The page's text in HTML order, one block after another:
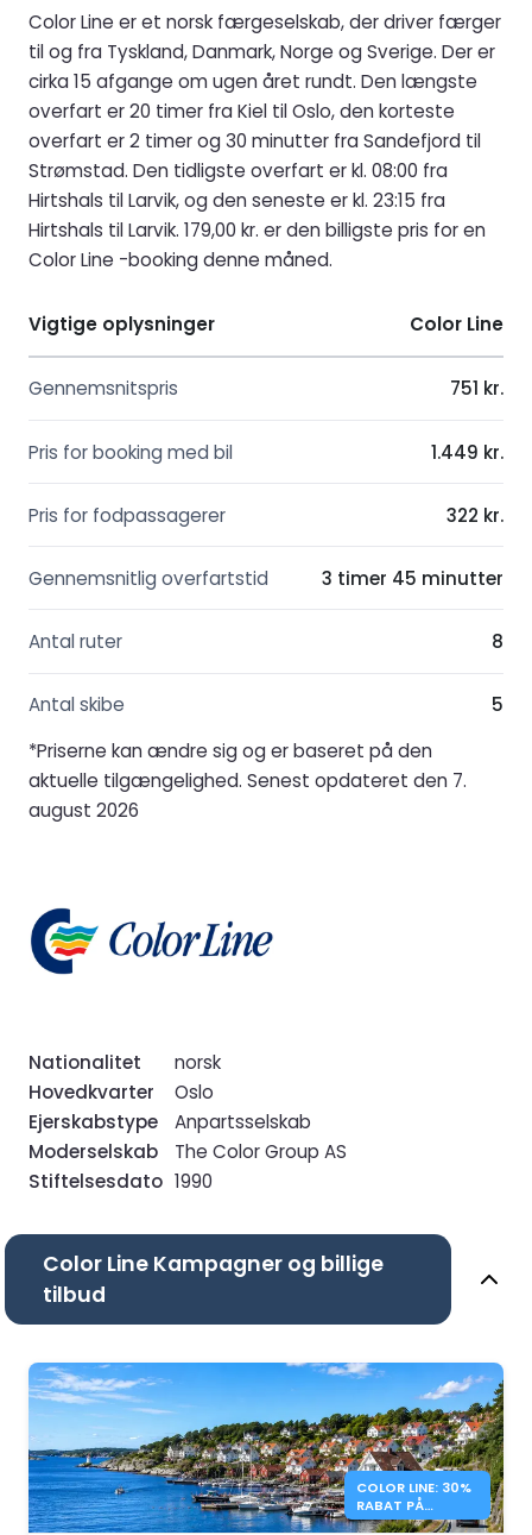
Color Line er et norsk færgeselskab, der driver færger
til og fra Tyskland, Danmark, Norge og Sverige. Der er
cirka 15 afgange om ugen året rundt. Den længste
overfart er 20 timer fra Kiel til Oslo, den korteste
overfart er 2 timer og 30 minutter fra Sandefjord til
Strømstad. Den tidligste overfart er kl. 08:00 fra
Hirtshals til Larvik, og den seneste er kl. 23:15 fra
Hirtshals til Larvik. 179,00 kr. er den billigste pris for en
Color Line -booking denne måned.
Vigtige oplysninger Color Line
Gennemsnitspris 751 kr.
Pris for booking med bil 1.449 kr.
Pris for fodpassagerer 322 kr.
Gennemsnitlig overfartstid 3 timer 45 minutter
Antal ruter 8
Antal skibe
5
*Priserne kan ændre sig og er baseret på den
aktuelle tilgængelighed. Senest opdateret den 7.
august 2026
Nationalitet
norsk
Hovedkvarter
Oslo
Ejerskabstype
Anpartsselskab
Moderselskab
The Color Group AS
Stiftelsesdato 1990
Color Line Kampagner og billige
tilbud
COLOR LINE: 30%
RABAT PÅ
FÆRGER FRA